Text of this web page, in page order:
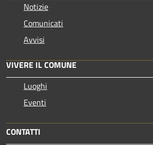
Notizie
Comunicati
Avvisi
VIVERE IL COMUNE
Luoghi
Eventi
CONTATTI